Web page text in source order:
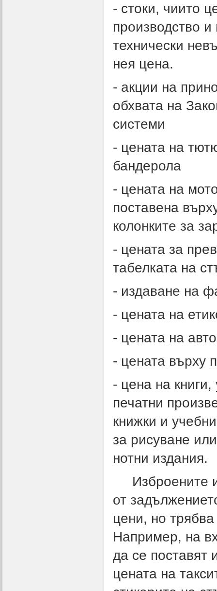
- стоки, чиито
производство
технически
нея цена.
- акции на
обхвата на
системи
- цената на
бандерола
- цената на
поставена
колонките за
- цената за
табелката на
- издаване на
- цената на
- цената на
- цената върху
- цена на
печатни
книжки и
за рисуване
нотни издания.
Изброените
от
цени, но
Например, на
да се поставят
цената на